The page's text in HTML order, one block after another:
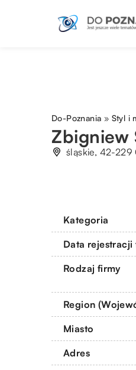
Do-Poznania » Styl i
Zbigniew
śląskie, 42-229
Kategoria
Data rejestracji
Rodzaj firmy
Region
Miasto
Adres